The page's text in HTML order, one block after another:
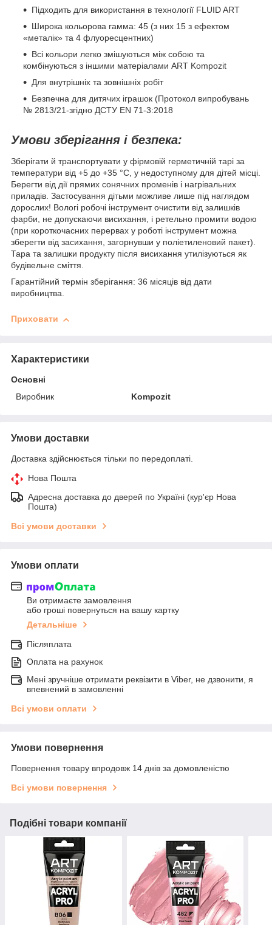
Підходить для використання в технології FLUID ART
Широка кольорова гамма: 45 (з них 15 з ефектом
«металік» та 4 флуоресцентних)
Всі кольори легко змішуються між собою та
комбінуються з іншими матеріалами ART Kompozit
Для внутрішніх та зовнішніх робіт
Безпечна для дитячих іграшок (Протокол випробувань
№ 2813/21-згідно ДСТУ EN 71-3:2018
Умови зберігання і безпека:
Зберігати й транспортувати у фірмовій герметичній тарі за
температури від +5 до +35 °С, у недоступному для дітей місці.
Берегти від дії прямих сонячних променів і нагрівальних
приладів. Застосування дітьми можливе лише під наглядом
дорослих! Вологі робочі інструмент очистити від залишків
фарби, не допускаючи висихання, і ретельно промити водою
(при короткочасних перервах у роботі інструмент можна
зберегти від засихання, загорнувши у поліетиленовий пакет).
Тара та залишки продукту після висихання утилізуються як
будівельне сміття.
Гарантійний термін зберігання: 36 місяців від дати
виробництва.
Приховати
Характеристики
Основні
Виробник
Kompozit
Умови доставки
Доставка здійснюється тільки по передоплаті.
Нова Пошта
Адресна доставка до дверей по Україні (кур'єр Нова
Пошта)
Всі умови доставки
Умови оплати
Ви отримаєте замовлення
або гроші повернуться на вашу картку
Детальніше
Післяплата
Оплата на рахунок
Мені зручніше отримати реквізити в Viber, не дзвонити, я
впевнений в замовленні
Всі умови оплати
Умови повернення
Повернення товару впродовж 14 днів за домовленістю
Всі умови повернення
Подібні товари компанії